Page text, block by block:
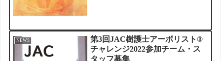
NEWS
第3回JAC樹護士アーボリスト®
チャレンジ2022参加チーム・ス
タッフ募集